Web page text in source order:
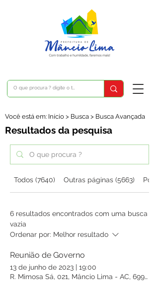
Você está em: Início > Busca > Busca Avançada
Resultados da pesquisa
Todos (7640) Outras páginas (5663)
6 resultados encontrados com uma busca
vazia
Ordenar por: Melhor resultado
Reunião de Governo
13 de junho de 2023 | 19:00
R. Mimosa Sá, 021, Mâncio Lima - AC, 69990-